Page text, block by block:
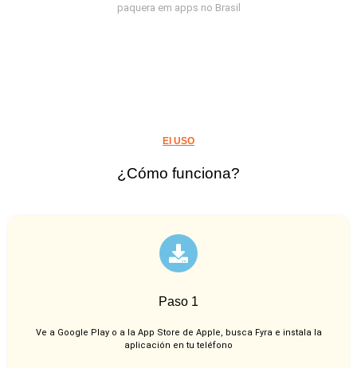
paquera em apps no Brasil
El USO
¿Cómo funciona?
Paso 1
Ve a Google Play o a la App Store de Apple, busca Fyra e instala la
aplicación en tu teléfono